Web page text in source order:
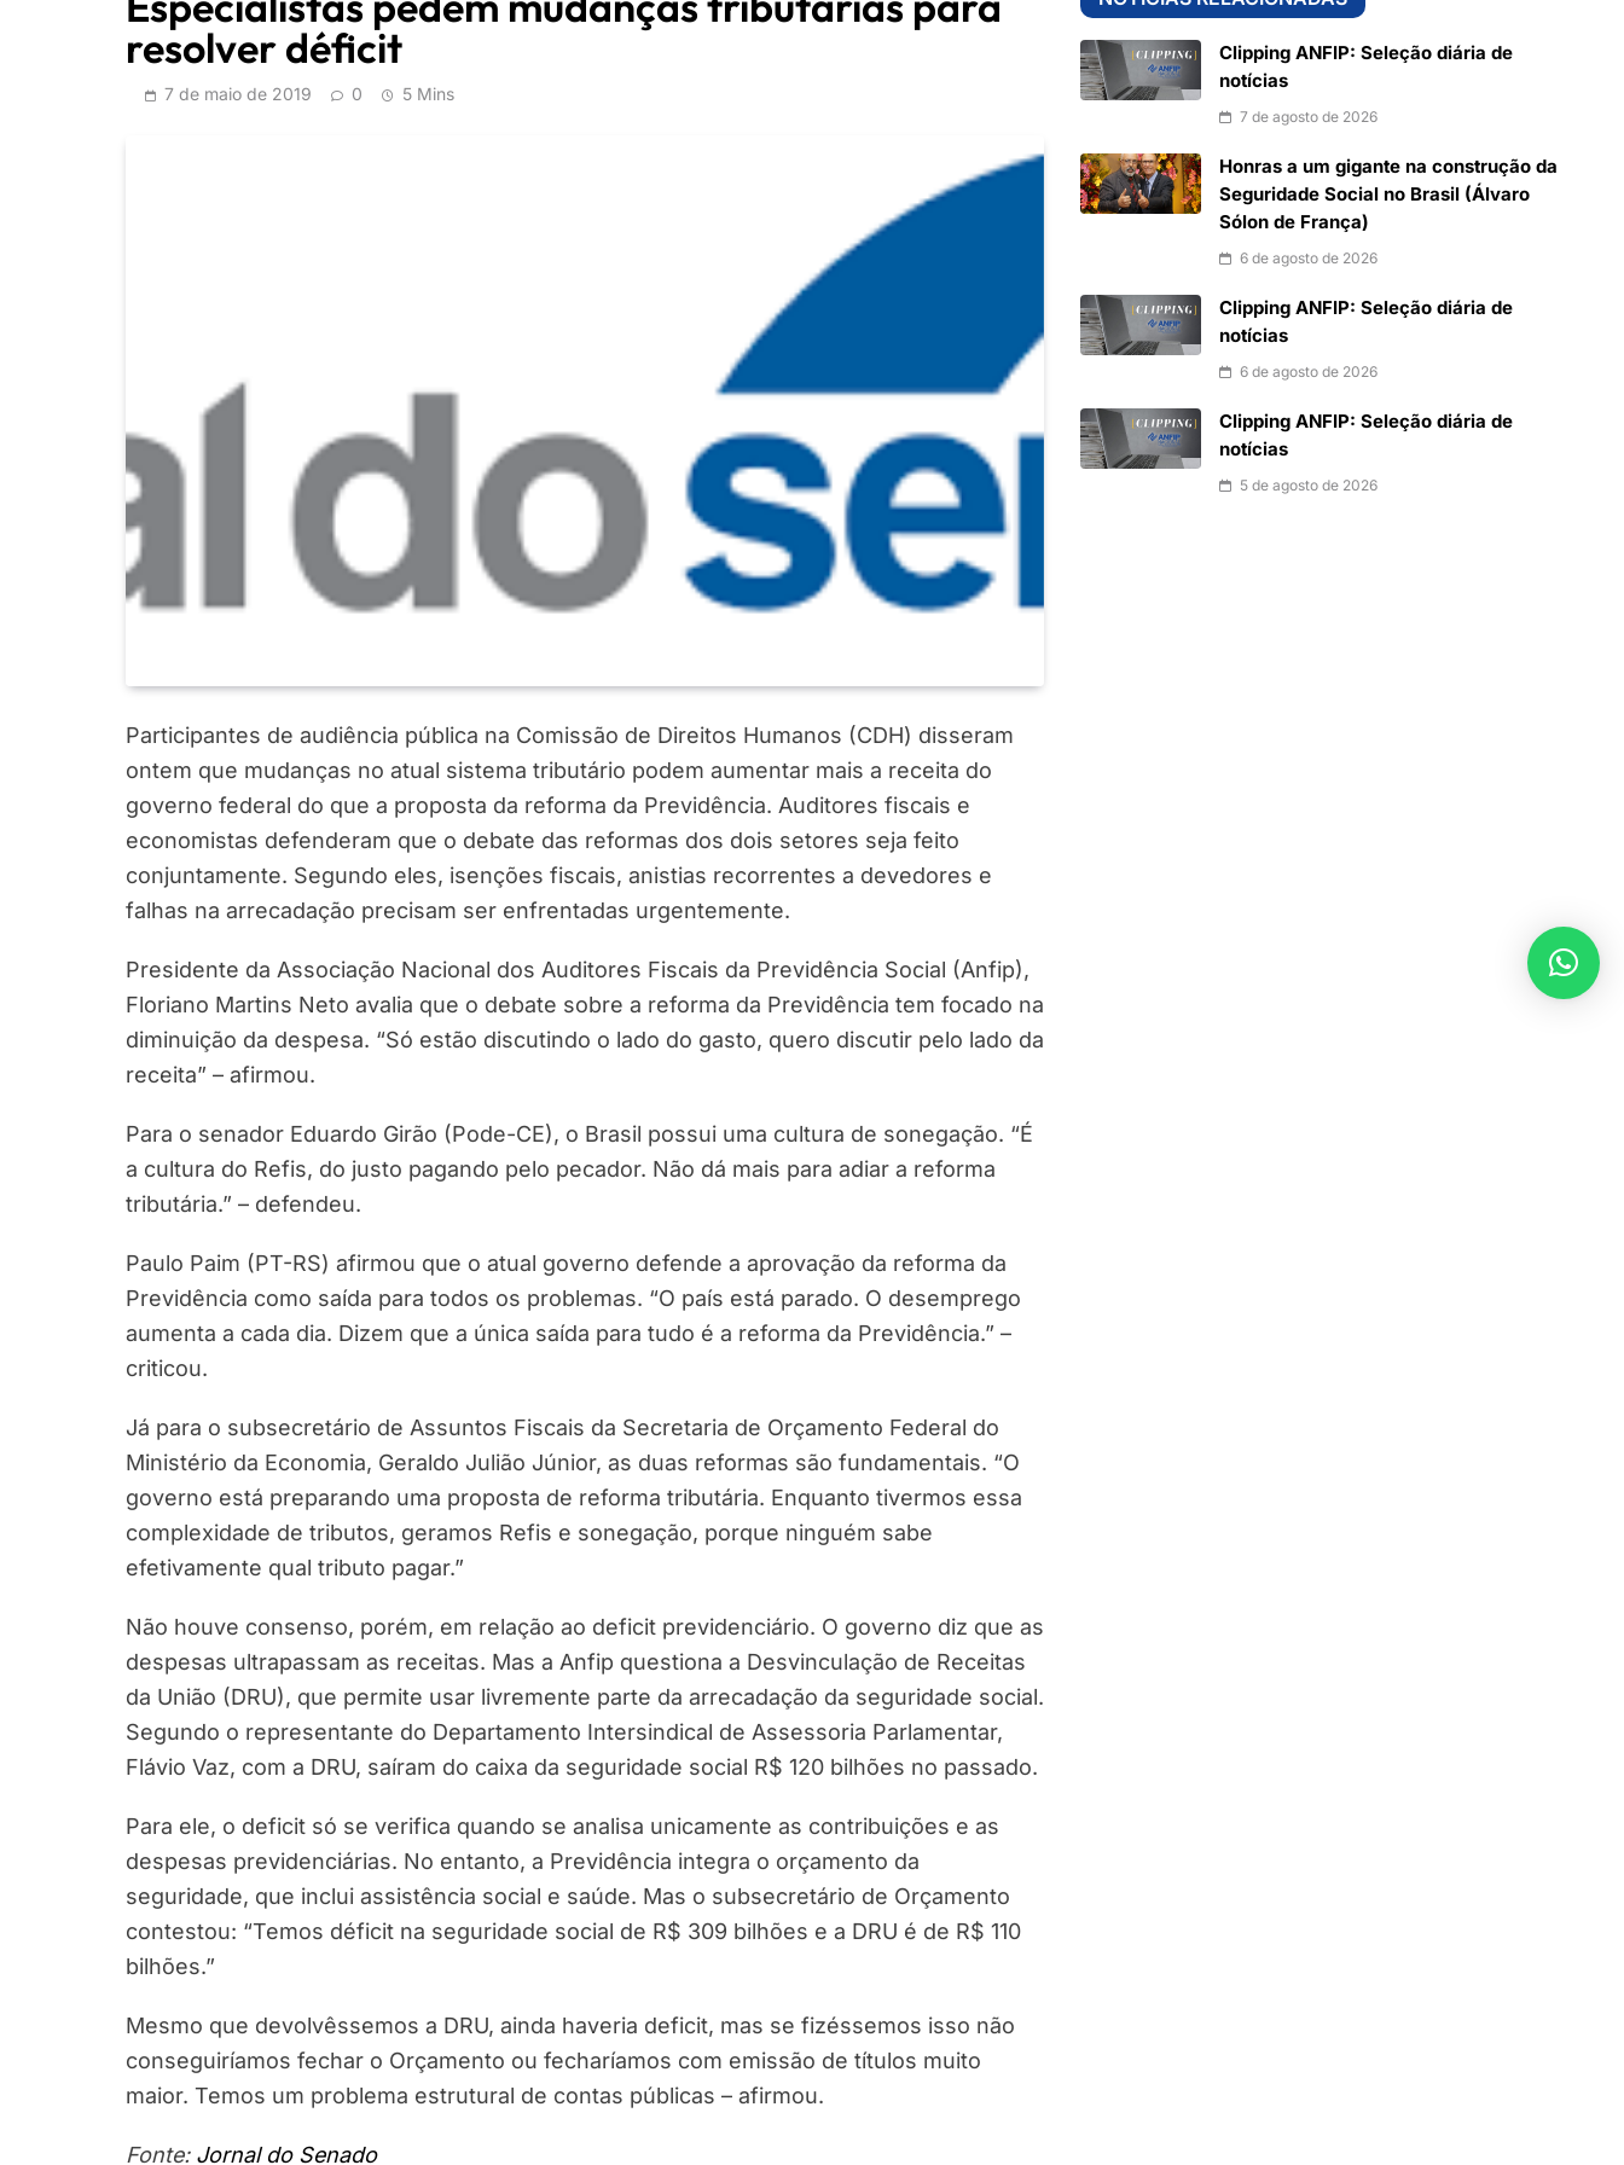
resolver déficit
7 de maio de 2019 0 5 Mins
Participantes de audiência pública na Comissão de Direitos Humanos (CDH) disseram
ontem que mudanças no atual sistema tributário podem aumentar mais a receita do
governo federal do que a proposta da reforma da Previdência. Auditores fiscais e
economistas defenderam que o debate das reformas dos dois setores seja feito
conjuntamente. Segundo eles, isenções fiscais, anistias recorrentes a devedores e
falhas na arrecadação precisam ser enfrentadas urgentemente.
Presidente da Associação Nacional dos Auditores Fiscais da Previdência Social (Anfip),
Floriano Martins Neto avalia que o debate sobre a reforma da Previdência tem focado na
diminuição da despesa. “Só estão discutindo o lado do gasto, quero discutir pelo lado da
receita” – afirmou.
Para o senador Eduardo Girão (Pode-CE), o Brasil possui uma cultura de sonegação. “É
a cultura do Refis, do justo pagando pelo pecador. Não dá mais para adiar a reforma
tributária.” – defendeu.
Paulo Paim (PT-RS) afirmou que o atual governo defende a aprovação da reforma da
Previdência como saída para todos os problemas. “O país está parado. O desemprego
aumenta a cada dia. Dizem que a única saída para tudo é a reforma da Previdência.” –
criticou.
Já para o subsecretário de Assuntos Fiscais da Secretaria de Orçamento Federal do
Ministério da Economia, Geraldo Julião Júnior, as duas reformas são fundamentais. “O
governo está preparando uma proposta de reforma tributária. Enquanto tivermos essa
complexidade de tributos, geramos Refis e sonegação, porque ninguém sabe
efetivamente qual tributo pagar.”
Não houve consenso, porém, em relação ao deficit previdenciário. O governo diz que as
despesas ultrapassam as receitas. Mas a Anfip questiona a Desvinculação de Receitas
da União (DRU), que permite usar livremente parte da arrecadação da seguridade social.
Segundo o representante do Departamento Intersindical de Assessoria Parlamentar,
Flávio Vaz, com a DRU, saíram do caixa da seguridade social R$ 120 bilhões no passado.
Para ele, o deficit só se verifica quando se analisa unicamente as contribuições e as
despesas previdenciárias. No entanto, a Previdência integra o orçamento da
seguridade, que inclui assistência social e saúde. Mas o subsecretário de Orçamento
contestou: “Temos déficit na seguridade social de R$ 309 bilhões e a DRU é de R$ 110
bilhões.”
Mesmo que devolvêssemos a DRU, ainda haveria deficit, mas se fizéssemos isso não
conseguiríamos fechar o Orçamento ou fecharíamos com emissão de títulos muito
maior. Temos um problema estrutural de contas públicas – afirmou.
Fonte: Jornal do Senado
Clipping ANFIP: Seleção diária de
notícias
7 de agosto de 2026
Honras a um gigante na construção da
Seguridade Social no Brasil (Álvaro
Sólon de França)
6 de agosto de 2026
Clipping ANFIP: Seleção diária de
notícias
6 de agosto de 2026
Clipping ANFIP: Seleção diária de
notícias
5 de agosto de 2026